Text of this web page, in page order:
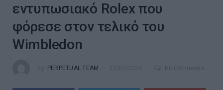
εντυπωσιακό Rolex που
φόρεσε στον τελικό του
Wimbledon
PERPETUAL TEAM